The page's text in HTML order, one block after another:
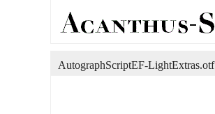
AutographScriptEF-LightExtras.otf